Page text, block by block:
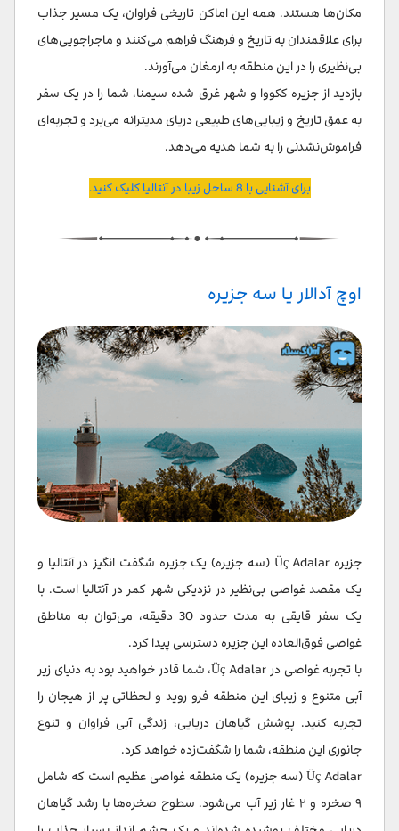
مکان‌ها هستند. همه این اماکن تاریخی فراوان، یک مسیر جذاب
برای علاقمندان به تاریخ و فرهنگ فراهم می‌کنند و ماجراجویی‌های
بی‌نظیری را در این منطقه به ارمغان می‌آورند.
بازدید از جزیره ککووا و شهر غرق شده سیمنا، شما را در یک سفر
به عمق تاریخ و زیبایی‌های طبیعی دریای مدیترانه می‌برد و تجربه‌ای
فراموش‌نشدنی را به شما هدیه می‌دهد.
برای آشنایی با 8 ساحل زیبا در آنتالیا کلیک کنید.
اوچ آدالار یا سه جزیره
جزیره Üç Adalar (سه جزیره) یک جزیره شگفت انگیز در آنتالیا و
یک مقصد غواصی بی‌نظیر در نزدیکی شهر کمر در آنتالیا است. با
یک سفر قایقی به مدت حدود 30 دقیقه، می‌توان به مناطق
غواصی فوق‌العاده این جزیره دسترسی پیدا کرد.
با تجربه غواصی در Üç Adalar، شما قادر خواهید بود به دنیای زیر
آبی متنوع و زیبای این منطقه فرو روید و لحظاتی پر از هیجان را
تجربه کنید. پوشش گیاهان دریایی، زندگی آبی فراوان و تنوع
جانوری این منطقه، شما را شگفت‌زده خواهد کرد.
Üç Adalar (سه جزیره) یک منطقه غواصی عظیم است که شامل
۹ صخره و ۲ غار زیر آب می‌شود. سطوح صخره‌ها با رشد گیاهان